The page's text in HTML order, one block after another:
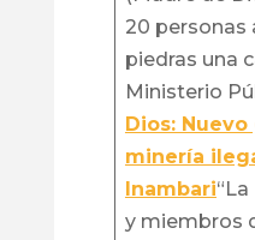
20 personas
piedras una
Ministerio
Dios:
minería
Inambari
y miembros